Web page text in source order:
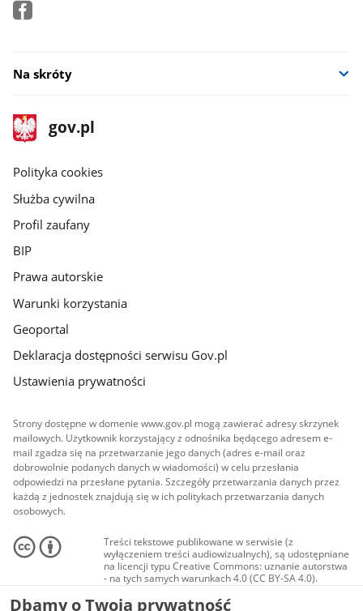
Na skróty
stopka
gov.pl
Strona
gov.pl
gov.pl
Polityka cookies
Służba cywilna
Profil zaufany
BIP
Prawa autorskie
Warunki korzystania
Geoportal
Deklaracja dostępności serwisu Gov.pl
Ustawienia prywatności
Strony dostępne w domenie www.gov.pl mogą zawierać adresy skrzynek
mailowych. Użytkownik korzystający z odnośnika będącego adresem e-
mail zgadza się na przetwarzanie jego danych (adres e-mail oraz
dobrowolnie podanych danych w wiadomości) w celu przesłania
odpowiedzi na przesłane pytania. Szczegóły przetwarzania danych przez
każdą z jednostek znajdują się w ich politykach przetwarzania danych
osobowych.
Treści tekstowe publikowane w serwisie (z
wyłączeniem treści audiowizualnych), są udostępniane
na licencji typu Creative Commons: uznanie autorstwa
- na tych samych warunkach 4.0 (CC BY-SA 4.0).
Materiały audiowizualne, w tym zdjęcia, materiały
audio i wideo, są udostępniane na licencji typu
Dbamy o Twoją prywatność